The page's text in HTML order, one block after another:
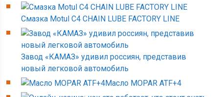
Смазка Motul C4 CHAIN LUBE FACTORY LINE
Завод «КАМАЗ» удивил россиян, представив
новый легковой автомобиль
Масло MOPAR ATF+4